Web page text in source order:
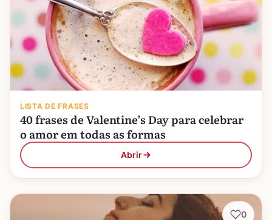
LISTA DE FRASES
40 frases de Valentine’s Day para celebrar
o amor em todas as formas
Abrir
0